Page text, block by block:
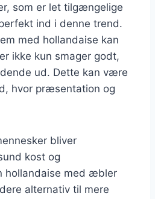
som er let tilgængelige
ind i denne trend.
med hollandaise kan
ikke kun smager godt,
ud. Dette kan være
hvor præsentation og
bliver
kost og
hollandaise med æbler
alternativ til mere